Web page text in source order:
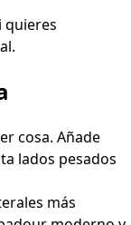
quieres
cosa. Añade
lados pesados
más